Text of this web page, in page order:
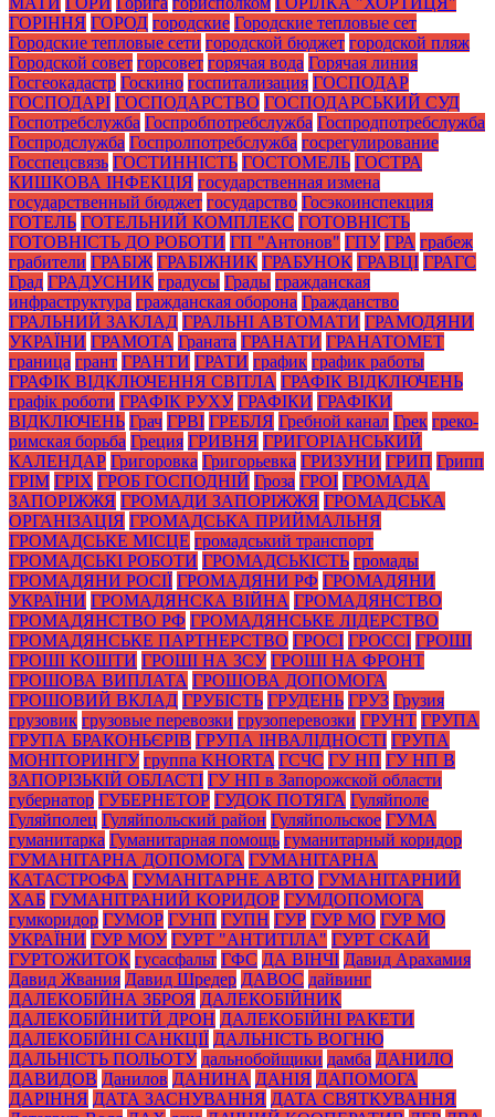
ГОРІННЯ ГОРОД городские Городские тепловые сет
Городские тепловые сети городской бюджет городской пляж
Городской совет горсовет горячая вода Горячая линия
Госгеокадастр Госкино госпитализация ГОСПОДАР
ГОСПОДАРІ ГОСПОДАРСТВО ГОСПОДАРСЬКИЙ СУД
Госпотребслужба Госпробпотребслужба Госпродпотребслужба
Госпродслужба Госпролпотребслужба госрегулирование
Госспецсвязь ГОСТИННІСТЬ ГОСТОМЕЛЬ ГОСТРА
КИШКОВА ІНФЕКЦІЯ государственная измена
государственный бюджет государство Госэкоинспекция
ГОТЕЛЬ ГОТЕЛЬНИЙ КОМПЛЕКС ГОТОВНІСТЬ
ГОТОВНІСТЬ ДО РОБОТИ ГП "Антонов" ГПУ ГРА грабеж
грабители ГРАБІЖ ГРАБІЖНИК ГРАБУНОК ГРАВЦІ ГРАГС
Град ГРАДУСНИК градусы Грады гражданская
инфраструктура гражданская оборона Гражданство
ГРАЛЬНИЙ ЗАКЛАД ГРАЛЬНІ АВТОМАТИ ГРАМОДЯНИ
УКРАЇНИ ГРАМОТА Граната ГРАНАТИ ГРАНАТОМЕТ
граница грант ГРАНТИ ГРАТИ график график работы
ГРАФІК ВІДКЛЮЧЕННЯ СВІТЛА ГРАФІК ВІДКЛЮЧЕНЬ
графік роботи ГРАФІК РУХУ ГРАФІКИ ГРАФІКИ
ВІДКЛЮЧЕНЬ Грач ГРВІ ГРЕБЛЯ Гребной канал Грек греко-
римская борьба Греция ГРИВНЯ ГРИГОРІАНСЬКИЙ
КАЛЕНДАР Григоровка Григорьевка ГРИЗУНИ ГРИП Грипп
ГРІМ ГРІХ ГРОБ ГОСПОДНІЙ Гроза ГРОІ ГРОМАДА
ЗАПОРІЖЖЯ ГРОМАДИ ЗАПОРІЖЖЯ ГРОМАДСЬКА
ОРГАНІЗАЦІЯ ГРОМАДСЬКА ПРИЙМАЛЬНЯ
ГРОМАДСЬКЕ МІСЦЕ громадський транспорт
ГРОМАДСЬКІ РОБОТИ ГРОМАДСЬКІСТЬ громады
ГРОМАДЯНИ РОСІЇ ГРОМАДЯНИ РФ ГРОМАДЯНИ
УКРАЇНИ ГРОМАДЯНСКА ВІЙНА ГРОМАДЯНСТВО
ГРОМАДЯНСТВО РФ ГРОМАДЯНСЬКЕ ЛІДЕРСТВО
ГРОМАДЯНСЬКЕ ПАРТНЕРСТВО ГРОСІ ГРОССІ ГРОШІ
ГРОШІ КОШТИ ГРОШІ НА ЗСУ ГРОШІ НА ФРОНТ
ГРОШОВА ВИПЛАТА ГРОШОВА ДОПОМОГА
ГРОШОВИЙ ВКЛАД ГРУБІСТЬ ГРУДЕНЬ ГРУЗ Грузия
грузовик грузовые перевозки грузоперевозки ГРУНТ ГРУПА
ГРУПА БРАКОНЬЄРІВ ГРУПА ІНВАЛІДНОСТІ ГРУПА
МОНІТОРИНГУ группа KHORTA ГСЧС ГУ НП ГУ НП В
ЗАПОРІЗЬКІЙ ОБЛАСТІ ГУ НП в Запорожской области
губернатор ГУБЕРНЕТОР ГУДОК ПОТЯГА Гуляйполе
Гуляйполец Гуляйпольский район Гуляйпольское ГУМА
гуманитарка Гуманитарная помощь гуманитарный коридор
ГУМАНІТАРНА ДОПОМОГА ГУМАНІТАРНА
КАТАСТРОФА ГУМАНІТАРНЕ АВТО ГУМАНІТАРНИЙ
ХАБ ГУМАНІТРАНИЙ КОРИДОР ГУМДОПОМОГА
гумкоридор ГУМОР ГУНП ГУПН ГУР ГУР МО ГУР МО
УКРАЇНИ ГУР МОУ ГУРТ "АНТИТІЛА" ГУРТ СКАЙ
ГУРТОЖИТОК гусасфальт ГФС ДА ВІНЧІ Давид Арахамия
Давид Жвания Давид Шредер ДАВОС дайвинг
ДАЛЕКОБІЙНА ЗБРОЯ ДАЛЕКОБІЙНИК
ДАЛЕКОБІЙНИТЙ ДРОН ДАЛЕКОБІЙНІ РАКЕТИ
ДАЛЕКОБІЙНІ САНКЦІЇ ДАЛЬНІСТЬ ВОГНЮ
ДАЛЬНІСТЬ ПОЛЬОТУ дальнобойщики дамба ДАНИЛО
ДАВИДОВ Данилов ДАНИНА ДАНІЯ ДАПОМОГА
ДАРІННЯ ДАТА ЗАСНУВАННЯ ДАТА СВЯТКУВАННЯ